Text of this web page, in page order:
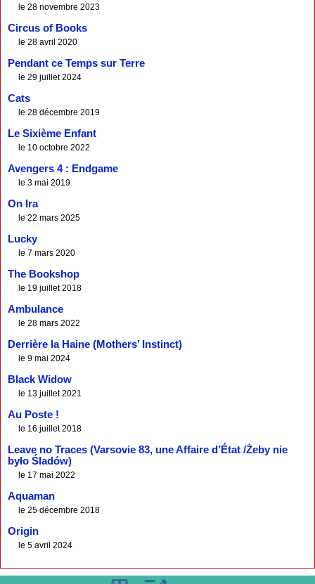
le 28 novembre 2023
Circus of Books
le 28 avril 2020
Pendant ce Temps sur Terre
le 29 juillet 2024
Cats
le 28 décembre 2019
Le Sixième Enfant
le 10 octobre 2022
Avengers 4 : Endgame
le 3 mai 2019
On Ira
le 22 mars 2025
Lucky
le 7 mars 2020
The Bookshop
le 19 juillet 2018
Ambulance
le 28 mars 2022
Derrière la Haine (Mothers’ Instinct)
le 9 mai 2024
Black Widow
le 13 juillet 2021
Au Poste !
le 16 juillet 2018
Leave no Traces (Varsovie 83, une Affaire d’État /Żeby nie
było Śladów)
le 17 mai 2022
Aquaman
le 25 décembre 2018
Origin
le 5 avril 2024